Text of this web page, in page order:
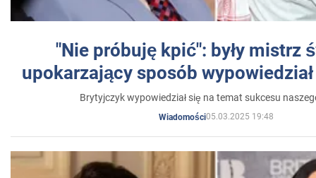
"Nie próbuję kpić": były mistrz
upokarzający sposób
Brytyjczyk wypowiedział się na temat sukcesu
Wiadomości05.03.2025 19:48